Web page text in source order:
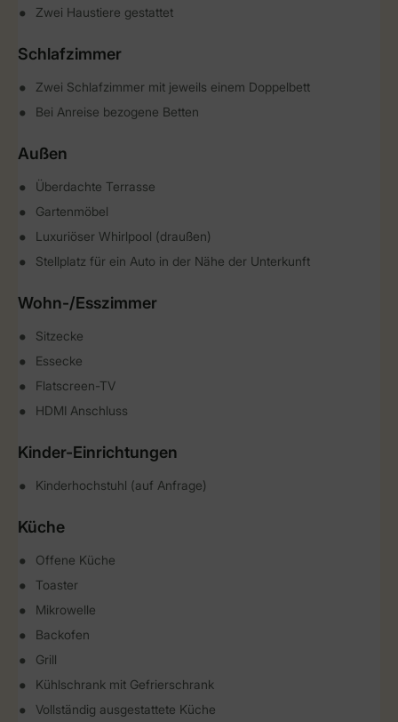
Zwei Haustiere gestattet
Schlafzimmer
Zwei Schlafzimmer mit jeweils einem Doppelbett
Bei Anreise bezogene Betten
Außen
Überdachte Terrasse
Gartenmöbel
Luxuriöser Whirlpool (draußen)
Stellplatz für ein Auto in der Nähe der Unterkunft
Wohn-/Esszimmer
Sitzecke
Essecke
Flatscreen-TV
HDMI Anschluss
Kinder-Einrichtungen
Kinderhochstuhl (auf Anfrage)
Küche
Offene Küche
Toaster
Mikrowelle
Backofen
Grill
Kühlschrank mit Gefrierschrank
Vollständig ausgestattete Küche